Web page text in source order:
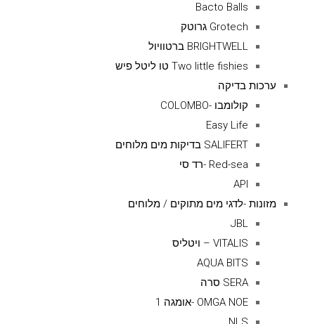
Bacto Balls
Grotech גרוטק
BRIGHTWELL ברטוויול
Two little fishies טו ליטל פיש
ערכות בדיקה
קולומבו -COLOMBO
Easy Life
SALIFERT בדיקות מים מלוחים
Red-sea -רד סי
API
מזונות -לדגי מים מתוקים / מלוחים
JBL
VITALIS – ויטליס
AQUA BITS
SERA סרה
OMGA NOE -אומגה 1